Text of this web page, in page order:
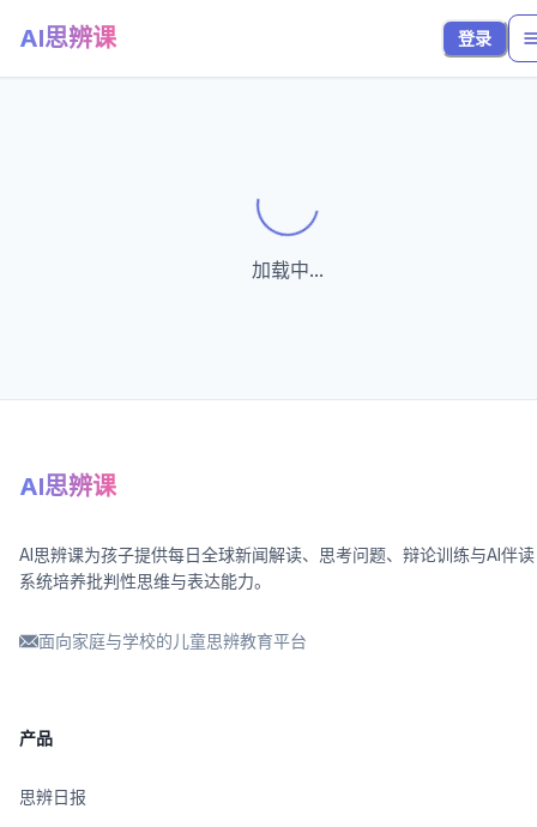
AI思辨课 登录
Loading...
加载中...
AI思辨课
AI思辨课为孩子提供每日全球新闻解读、思考问题、辩论训练与AI伴
系统培养批判性思维与表达能力。
面向家庭与学校的儿童思辨教育平台
产品
思辨日报